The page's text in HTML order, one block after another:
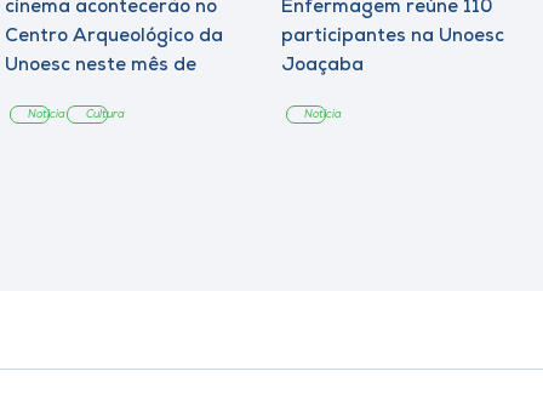
cinema acontecerão no
Centro Arqueológico da
Unoesc neste mês de
Notícia Cultura
Enfermagem reúne 110
participantes na Unoesc
Joaçaba
Notícia